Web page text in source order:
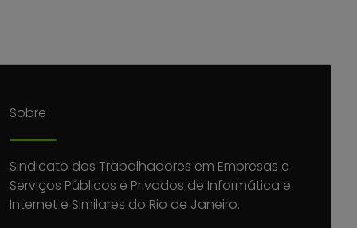
Sobre
Sindicato dos Trabalhadores em Empresas e
Serviços Públicos e Privados de Informática e
Internet e Similares do Rio de Janeiro.